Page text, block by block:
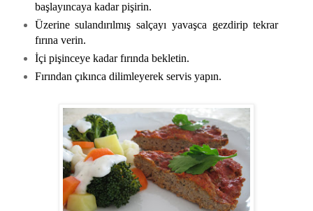
başlayıncaya kadar pişirin.
Üzerine sulandırılmış salçayı yavaşca gezdirip tekrar
fırına verin.
İçi pişinceye kadar fırında bekletin.
Fırından çıkınca dilimleyerek servis yapın.